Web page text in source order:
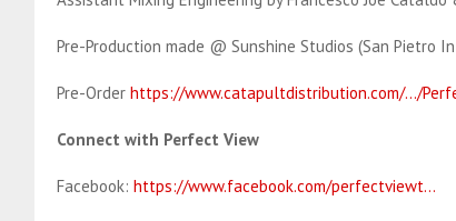
Pre-Production made @ Sunshine Studios (San Pietro
Pre-Order https://www.catapultdistribution.com/…/
Connect with Perfect View
Facebook: https://www.facebook.com/perfectviewt…